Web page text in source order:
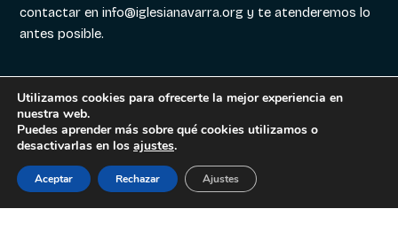
contactar eninfo@iglesianavarra.org y te atenderemos lo
antes posible.
Aviso legal|
Cookies|Política de
Utilizamos cookies para ofrecerte la mejor experiencia en
nuestra web.
Puedes aprender más sobre qué cookies utilizamos o
desactivarlas en los ajustes.
Aceptar Rechazar Ajustes